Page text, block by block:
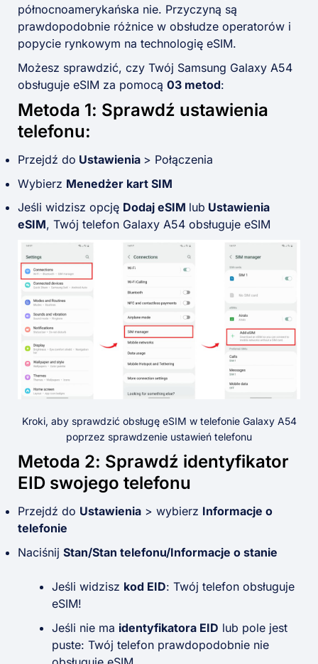
północnoamerykańska nie. Przyczyną są
prawdopodobnie różnice w obsłudze operatorów i
popycie rynkowym na technologię eSIM.
Możesz sprawdzić, czy Twój Samsung Galaxy A54
obsługuje eSIM za pomocą 03 metod:
Metoda 1: Sprawdź ustawienia
telefonu:
Przejdź do Ustawienia > Połączenia
Wybierz Menedżer kart SIM
Jeśli widzisz opcję Dodaj eSIM lub Ustawienia
eSIM, Twój telefon Galaxy A54 obsługuje eSIM
Kroki, aby sprawdzić obsługę eSIM w telefonie Galaxy A54
poprzez sprawdzenie ustawień telefonu
Metoda 2: Sprawdź identyfikator
EID swojego telefonu
Przejdź do Ustawienia > wybierz Informacje o
telefonie
Naciśnij Stan/Stan telefonu/Informacje o stanie
Jeśli widzisz kod EID: Twój telefon obsługuje
eSIM!
Jeśli nie ma identyfikatora EID lub pole jest
puste: Twój telefon prawdopodobnie nie